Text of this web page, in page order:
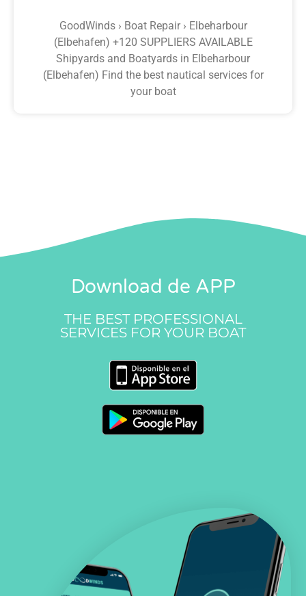
GoodWinds › Boat Repair › Elbeharbour
(Elbehafen) +120 SUPPLIERS AVAILABLE
Shipyards and Boatyards in Elbeharbour
(Elbehafen) Find the best nautical services for
your boat
Download de APP
THE BEST PROFESSIONAL
SERVICES FOR YOUR BOAT